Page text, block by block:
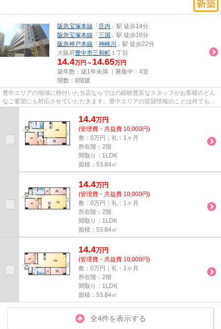
阪急宝塚本線 「 庄内 」駅 徒歩14分
阪急宝塚本線 「 三国 」駅 徒歩16分
阪急神戸本線 「 神崎川
」駅 徒歩22分
大阪府豊中市三和町 １丁目
14.4万円～ 14.65万円
築年数：築1年未満 ｜募集中： 4室
階数：8階建
豊中エリアの地域に根付いた当店ならではの経験豊富なスタッフがお客様のどん
なご要望にも対応させていただきます。豊中エリアの賃貸情報のことは何でもお
14.4万円
(管理費・共益費 10,000円)
敷：0万円｜礼：1ヶ月
所在階：2階
間取り：1LDK
面積：53.84㎡
14.4万円
(管理費・共益費 10,000円)
敷：0万円｜礼：1ヶ月
所在階：2階
間取り：1LDK
面積：53.84㎡
14.4万円
(管理費・共益費 10,000円)
敷：0万円｜礼：1ヶ月
所在階：2階
間取り：1LDK
面積：53.84㎡
全4件を表示する